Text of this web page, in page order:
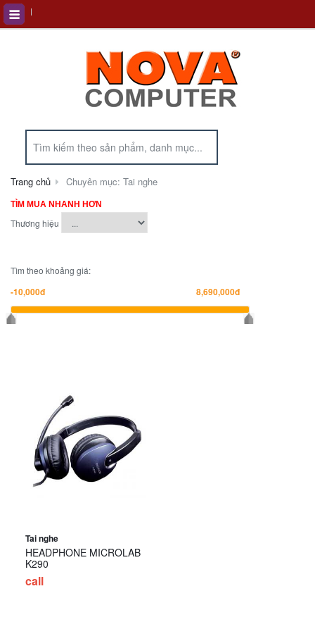
Trang chủ Chuyên mục: Tai nghe
TÌM MUA NHANH HƠN
Thương hiệu
Tìm theo khoảng giá:
Tai nghe
HEADPHONE MICROLAB
K290
call